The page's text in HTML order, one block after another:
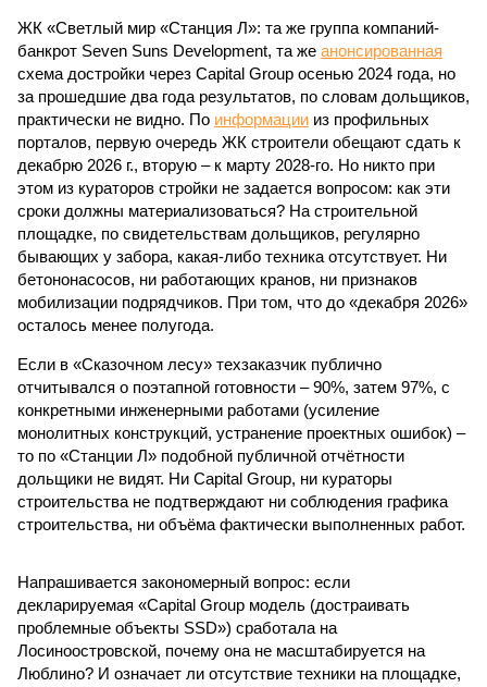
ЖК «Светлый мир «Станция Л»: та же группа компаний-
банкрот Seven Suns Development, та же анонсированная
схема достройки через Capital Group осенью 2024 года, но
за прошедшие два года результатов, по словам дольщиков,
практически не видно. По информации из профильных
порталов, первую очередь ЖК строители обещают сдать к
декабрю 2026 г., вторую – к марту 2028-го. Но никто при
этом из кураторов стройки не задается вопросом: как эти
сроки должны материализоваться? На строительной
площадке, по свидетельствам дольщиков, регулярно
бывающих у забора, какая-либо техника отсутствует. Ни
бетононасосов, ни работающих кранов, ни признаков
мобилизации подрядчиков. При том, что до «декабря 2026»
осталось менее полугода.
Если в «Сказочном лесу» техзаказчик публично
отчитывался о поэтапной готовности – 90%, затем 97%, с
конкретными инженерными работами (усиление
монолитных конструкций, устранение проектных ошибок) –
то по «Станции Л» подобной публичной отчётности
дольщики не видят. Ни Capital Group, ни кураторы
строительства не подтверждают ни соблюдения графика
строительства, ни объёма фактически выполненных работ.
Напрашивается закономерный вопрос: если
декларируемая «Capital Group модель (достраивать
проблемные объекты SSD») сработала на
Лосиноостровской, почему она не масштабируется на
Люблино? И означает ли отсутствие техники на площадке,